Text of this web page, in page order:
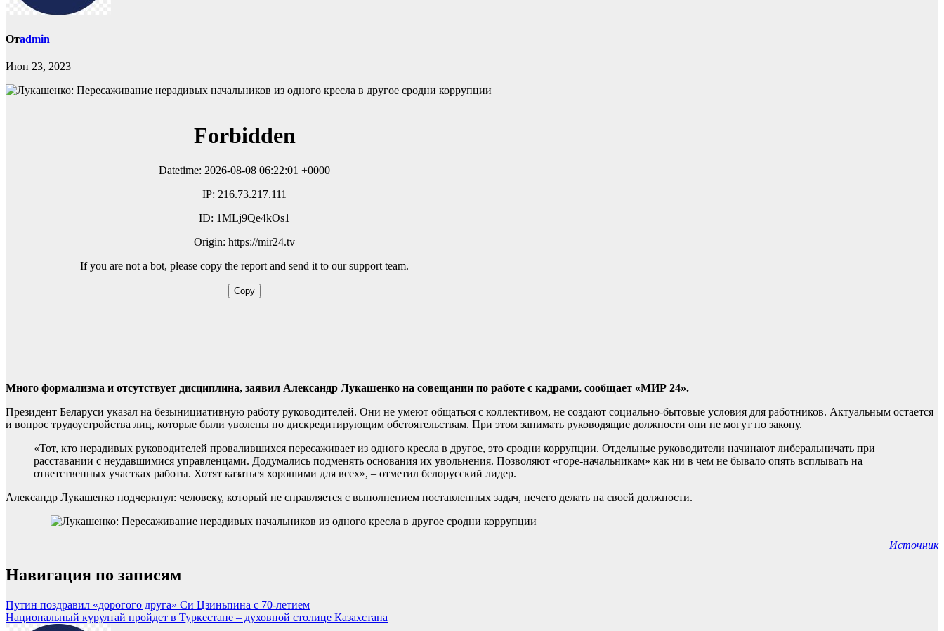
Отadmin
Июн 23, 2023
Много формализма и отсутствует дисциплина, заявил Александр Лукашенко на совещании по работе с кадрами, сообщает «МИР 24».
Президент Беларуси указал на безынициативную работу руководителей. Они не умеют общаться с коллективом, не создают социально-бытовые условия для работников. Актуальным остается
и вопрос трудоустройства лиц, которые были уволены по дискредитирующим обстоятельствам. При этом занимать руководящие должности они не могут по закону.
«Тот, кто нерадивых руководителей провалившихся пересаживает из одного кресла в другое, это сродни коррупции. Отдельные руководители начинают либеральничать при
расставании с неудавшимися управленцами. Додумались подменять основания их увольнения. Позволяют «горе-начальникам» как ни в чем не бывало опять всплывать на
ответственных участках работы. Хотят казаться хорошими для всех», – отметил белорусский лидер.
Александр Лукашенко подчеркнул: человеку, который не справляется с выполнением поставленных задач, нечего делать на своей должности.
Источник
Навигация по записям
Путин поздравил «дорогого друга» Си Цзиньпина с 70-летием
Национальный курултай пройдет в Туркестане – духовной столице Казахстана